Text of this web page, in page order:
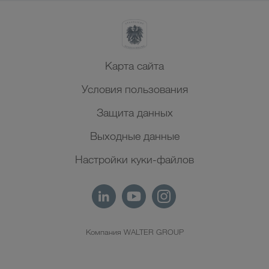
Карта сайта
Условия пользования
Защита данных
Выходные данные
Настройки куки-файлов
Компания WALTER GROUP